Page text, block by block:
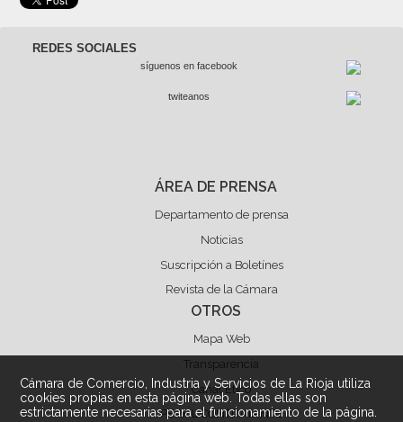
Cámara de Comercio, Industria y Servicios de La Rioja utiliza
cookies propias en esta página web. Todas ellas son
estrictamente necesarias para el funcionamiento de la página.
REDES SOCIALES
síguenos en facebook
twiteanos
ÁREA DE PRENSA
Departamento de prensa
Noticias
Suscripción a Boletínes
Revista de la Cámara
OTROS
Mapa Web
Transparencia
Canal Ético
PERFIL CONTRATANTE